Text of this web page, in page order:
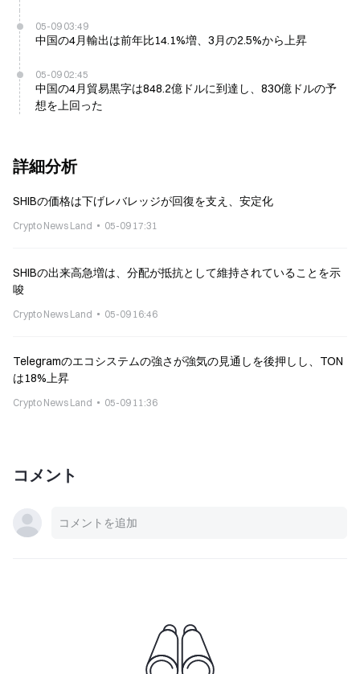
05-09 03:49
中国の4月輸出は前年比14.1%増、3月の2.5%から上昇
05-09 02:45
中国の4月貿易黒字は848.2億ドルに到達し、830億ドルの予
想を上回った
詳細分析
SHIBの価格は下げレバレッジが回復を支え、安定化
Crypto News Land 05-09 17:31
SHIBの出来高急増は、分配が抵抗として維持されていることを示
唆
Crypto News Land 05-09 16:46
Telegramのエコシステムの強さが強気の見通しを後押しし、TON
は18%上昇
Crypto News Land 05-09 11:36
コメント